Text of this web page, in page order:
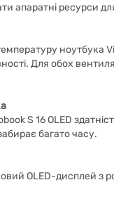
ресурси
ноутбука
Для обох
S 16 OLED
багато часу.
OLED-дисплей з